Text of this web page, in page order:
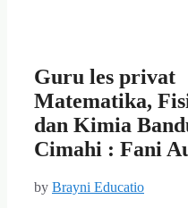
Guru les privat
Matematika,
dan Kimia
Cimahi : Fani
by Brayni Educatio